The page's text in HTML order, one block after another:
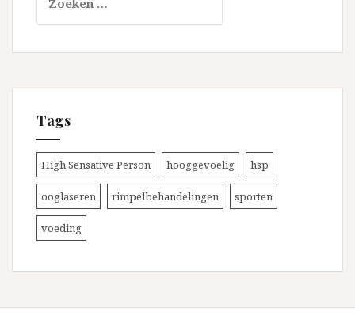
naar:
Tags
High Sensative Person hooggevoelig hsp
ooglaseren rimpelbehandelingen sporten
voeding